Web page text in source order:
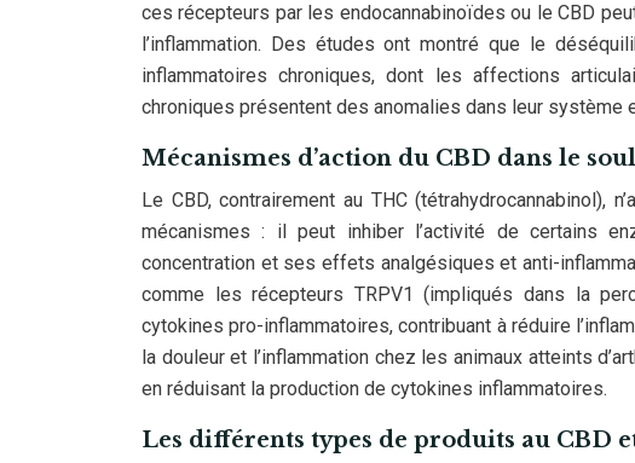
ces récepteurs par les endocannabinoïdes ou le CBD
l’inflammation. Des études ont montré que le
inflammatoires chroniques, dont les affections
chroniques présentent des anomalies dans leur système
Mécanismes d’action du CBD dans le
Le CBD, contrairement au THC
mécanismes : il peut inhiber l’activité de certains
concentration et ses effets analgésiques et anti-
comme les récepteurs TRPV1 (impliqués dans la
cytokines pro-inflammatoires, contribuant à réduire
la douleur et l’inflammation chez les animaux atteints
en réduisant la production de cytokines inflammatoires.
Les différents types de produits au CBD